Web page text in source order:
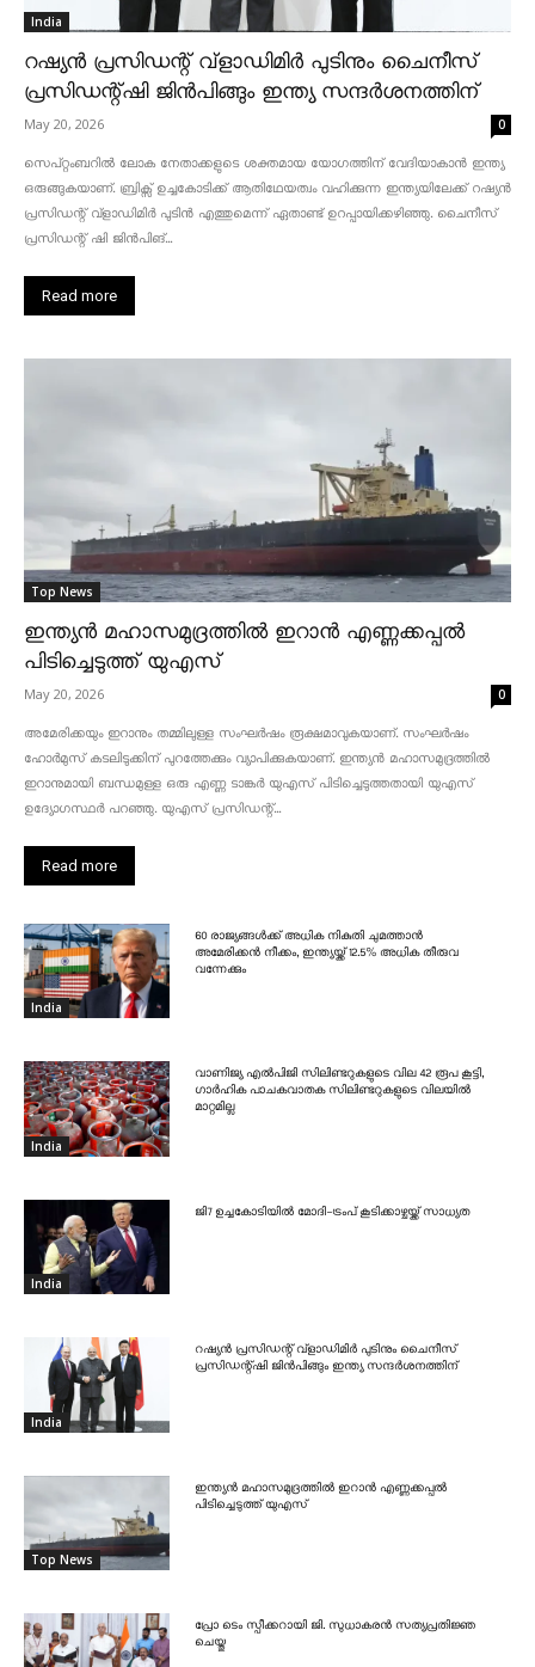
India
റഷ്യൻ പ്രസിഡന്റ് വ്‌ളാഡിമിർ പുടിനും ചൈനീസ്
പ്രസിഡന്റ്ഷി ജിൻപിങ്ങും ഇന്ത്യ സന്ദർശനത്തിന്
May 20, 2026 0
സെപ്റ്റംബറിൽ ലോക നേതാക്കളുടെ ശക്തമായ യോഗത്തിന് വേദിയാകാൻ ഇന്ത്യ
ഒരുങ്ങുകയാണ്. ബ്രിക്സ് ഉച്ചകോടിക്ക് ആതിഥേയത്വം വഹിക്കുന്ന ഇന്ത്യയിലേക്ക് റഷ്യൻ
പ്രസിഡന്റ് വ്‌ളാഡിമിർ പുടിൻ എത്തുമെന്ന് ഏതാണ്ട് ഉറപ്പായിക്കഴിഞ്ഞു. ചൈനീസ്
പ്രസിഡന്റ് ഷി ജിൻപിങ്...
Read more
Top News
ഇന്ത്യൻ മഹാസമുദ്രത്തിൽ ഇറാൻ എണ്ണക്കപ്പൽ
പിടിച്ചെടുത്ത് യുഎസ്
May 20, 2026 0
അമേരിക്കയും ഇറാനും തമ്മിലുള്ള സംഘർഷം രൂക്ഷമാവുകയാണ്. സംഘർഷം
ഹോർമുസ് കടലിടുക്കിന് പുറത്തേക്കും വ്യാപിക്കുകയാണ്. ഇന്ത്യൻ മഹാസമുദ്രത്തിൽ
ഇറാനുമായി ബന്ധമുള്ള ഒരു എണ്ണ ടാങ്കർ യുഎസ് പിടിച്ചെടുത്തതായി യുഎസ്
ഉദ്യോഗസ്ഥർ പറഞ്ഞു. യുഎസ് പ്രസിഡന്റ്...
Read more
India
60 രാജ്യങ്ങൾക്ക് അധിക നികുതി ചുമത്താൻ
അമേരിക്കൻ നീക്കം, ഇന്ത്യയ്ക്ക് 12.5% അധിക തീരുവ
വന്നേക്കും
India
വാണിജ്യ എൽപിജി സിലിണ്ടറുകളുടെ വില 42 രൂപ കൂട്ടി,
ഗാർഹിക പാചകവാതക സിലിണ്ടറുകളുടെ വിലയിൽ
മാറ്റമില്ല
India
ജി7 ഉച്ചകോടിയിൽ മോദി-ട്രംപ് കൂടിക്കാഴ്ചയ്ക്ക് സാധ്യത
India
റഷ്യൻ പ്രസിഡന്റ് വ്‌ളാഡിമിർ പുടിനും ചൈനീസ്
പ്രസിഡന്റ്ഷി ജിൻപിങ്ങും ഇന്ത്യ സന്ദർശനത്തിന്
Top News
ഇന്ത്യൻ മഹാസമുദ്രത്തിൽ ഇറാൻ എണ്ണക്കപ്പൽ
പിടിച്ചെടുത്ത് യുഎസ്
പ്രോ ടെം സ്പീക്കറായി ജി. സുധാകരൻ സത്യപ്രതിജ്ഞ
ചെയ്തു